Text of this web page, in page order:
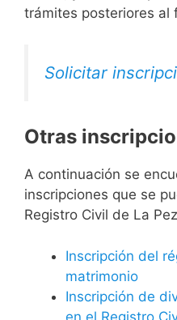
trámites posteriores al
Solicitar
Otras
A continuación se
inscripciones que se
Registro Civil de La
Inscripción del
matrimonio
Inscripción de
en el Registro